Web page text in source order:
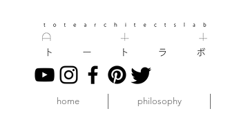
home philosophy